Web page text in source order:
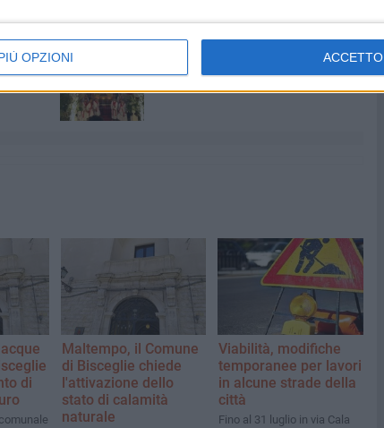
OPZIONI ACCETTO
7 AGOSTO 2026
Festa patronale, il programma
completo di venerdì 7 agosto
di
Maltempo, il Comune
di Bisceglie chiede
l'attivazione dello
stato di calamità
naturale
Viabilità, modifiche
temporanee per lavori
in alcune strade della
città
Fino al 31 luglio in via Cala